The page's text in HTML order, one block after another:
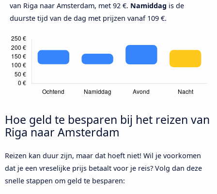
van Riga naar Amsterdam, met 92 €. Namiddag is de
duurste tijd van de dag met prijzen vanaf 109 €.
Hoe geld te besparen bij het reizen van
Riga naar Amsterdam
Reizen kan duur zijn, maar dat hoeft niet! Wil je voorkomen
dat je een vreselijke prijs betaalt voor je reis? Volg dan deze
snelle stappen om geld te besparen: